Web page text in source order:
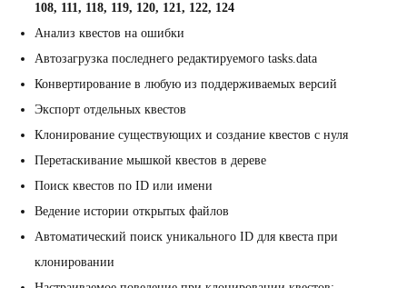
108, 111, 118, 119, 120, 121, 122, 124
Анализ квестов на ошибки
Автозагрузка последнего редактируемого tasks.data
Конвертирование в любую из поддерживаемых версий
Экспорт отдельных квестов
Клонирование существующих и создание квестов с нуля
Перетаскивание мышкой квестов в дереве
Поиск квестов по ID или имени
Ведение истории открытых файлов
Автоматический поиск уникального ID для квеста при
клонировании